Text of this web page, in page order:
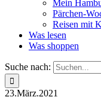
Mein
Pärchen-
Reisen mit
Was lesen
Was shoppen
Suche nach:
23.März.2021